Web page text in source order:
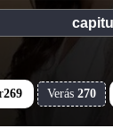
269 Verás 270